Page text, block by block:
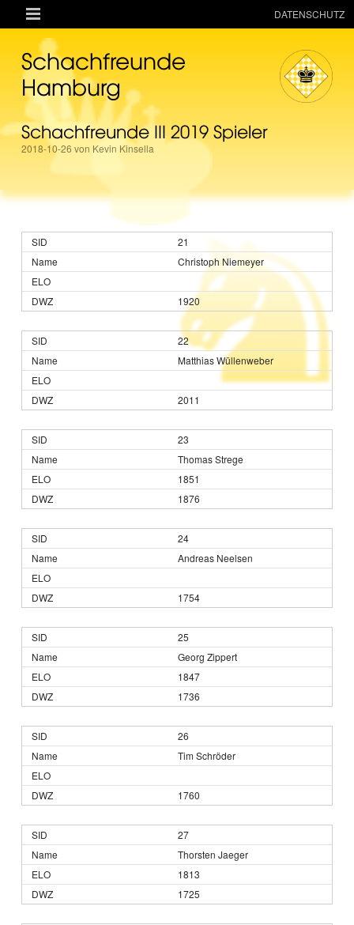

AKTUELLES
RESSOURCEN
VEREIN
MANNSCHAFTEN
TURNIERE
MAGAZIN
TERMINE
Schachfreunde
Hamburg
Schachfreunde III 2019 Spieler
2018-10-26 von Kevin Kinsella
21
Christoph Niemeyer
1920
22
Matthias Wüllenweber
2011
23
Thomas Strege
1851
1876
24
Andreas Neelsen
1754
25
Georg Zippert
1847
1736
26
Tim Schröder
1760
27
Thorsten Jaeger
1813
1725
DATENSCHUTZ